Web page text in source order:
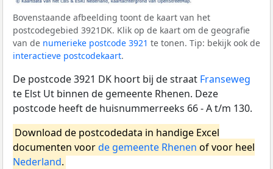
Bovenstaande afbeelding toont de kaart van het
postcodegebied 3921DK. Klik op de kaart om de geografie
van de numerieke postcode 3921 te tonen. Tip: bekijk ook de
interactieve postcodekaart.
De postcode 3921 DK hoort bij de straat Franseweg
te Elst Ut binnen de gemeente Rhenen. Deze
postcode heeft de huisnummerreeks 66 - A t/m 130.
Download de postcodedata in handige Excel
documenten voorde gemeente Rhenen of voor heel
Nederland.